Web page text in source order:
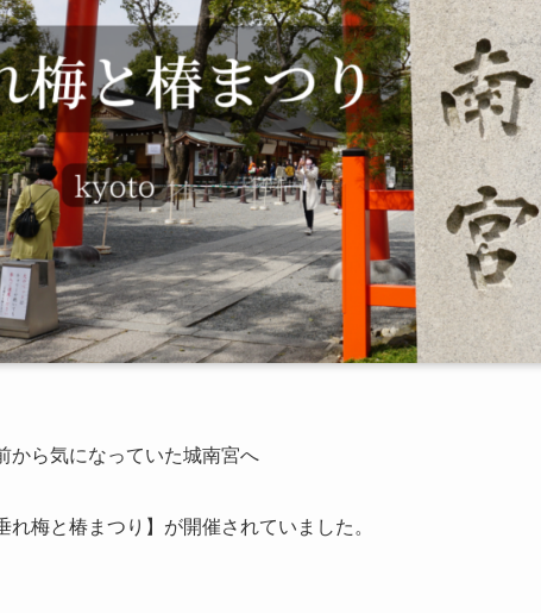
から気になっていた城南宮へ
れ梅と椿まつり】が開催されていました。